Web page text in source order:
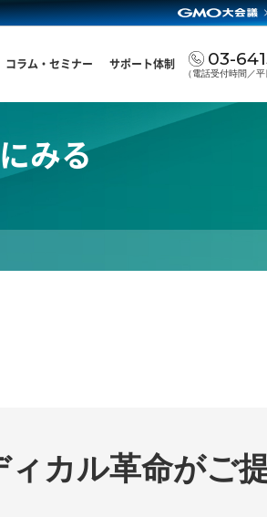
コラム・セミナー サポート体制 03-
（電話受付時間／
みる
ィカル革命がご